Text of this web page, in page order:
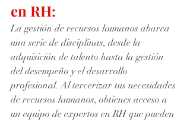
en RH:
La gestión de recursos humanos abarca
una serie de disciplinas, desde la
adquisición de talento hasta la gestión
del desempeño y el desarrollo
profesional. Al tercerizar tus necesidades
de recursos humanos, obtienes acceso a
un equipo de expertos en RH que pueden